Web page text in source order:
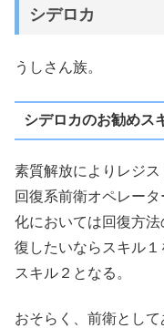
シデロカ
うしさん族。
シデロカのお勧めス
素質解放によりレジ
回復系前衛オペレー
化においては回復方
復したいならスキル
スキル２となる。
おそらく、前衛とし